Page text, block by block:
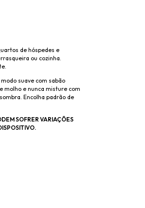
de hóspedes e
ou cozinha.
suave com sabão
molho e nunca misture com
Encolha padrão de
SOFRER VARIAÇÕES